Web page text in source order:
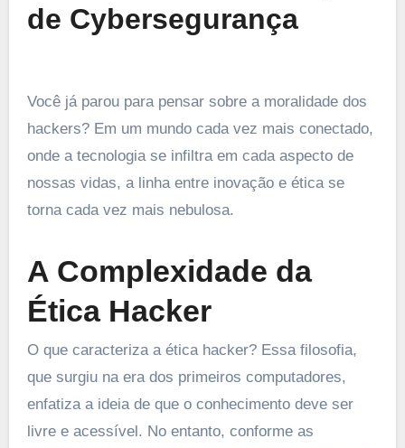
de Cybersegurança
Você já parou para pensar sobre a moralidade dos
hackers? Em um mundo cada vez mais conectado,
onde a tecnologia se infiltra em cada aspecto de
nossas vidas, a linha entre inovação e ética se
torna cada vez mais nebulosa.
A Complexidade da
Ética Hacker
O que caracteriza a ética hacker? Essa filosofia,
que surgiu na era dos primeiros computadores,
enfatiza a ideia de que o conhecimento deve ser
livre e acessível. No entanto, conforme as